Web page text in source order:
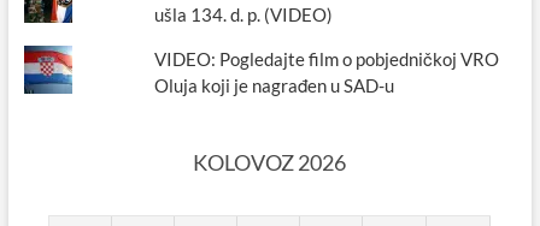
ušla 134. d. p. (VIDEO)
VIDEO: Pogledajte film o pobjedničkoj VRO
Oluja koji je nagrađen u SAD-u
KOLOVOZ 2026